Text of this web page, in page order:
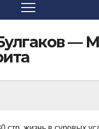
—